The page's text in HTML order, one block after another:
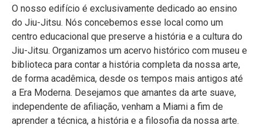
O nosso edifício é exclusivamente dedicado ao ensino
do Jiu-Jitsu. Nós concebemos esse local como um
centro educacional que preserve a história e a cultura do
Jiu-Jitsu. Organizamos um acervo histórico com museu e
biblioteca para contar a história completa da nossa arte,
de forma acadêmica, desde os tempos mais antigos até
a Era Moderna. Desejamos que amantes da arte suave,
independente de afiliação, venham a Miami a fim de
aprender a técnica, a história e a filosofia da nossa arte.